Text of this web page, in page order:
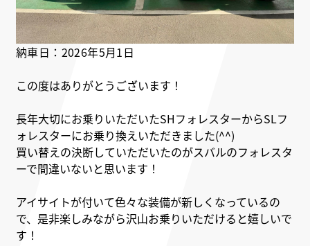
納車日：2026年5月1日
この度はありがとうございます！
長年大切にお乗りいただいたSHフォレスターからSLフ
ォレスターにお乗り換えいただきました(^^)
買い替えの決断していただいたのがスバルのフォレスタ
ーで間違いないと思います！
アイサイトが付いて色々な装備が新しくなっているの
で、是非楽しみながら沢山お乗りいただけると嬉しいで
す！